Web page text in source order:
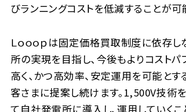
びランニングコストを低減することが可
Ｌｏｏｏｐは固定価格買取制度に依存
所の実現を目指し、今後もよりコストパ
高く、かつ高効率、安定運用を可能とす
客さまに提案し続けます。1,500V技術
て自社発電所に導入し、運用していくこ